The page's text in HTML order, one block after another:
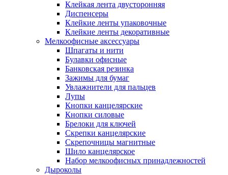
Клейкая лента двусторонняя
Диспенсеры
Клейкие ленты упаковочные
Клейкие ленты декоративные
Мелкоофисные аксессуары
Шпагаты и нити
Булавки офисные
Банковская резинка
Зажимы для бумаг
Увлажнители для пальцев
Лупы
Кнопки канцелярские
Кнопки силовые
Брелоки для ключей
Скрепки канцелярские
Скрепочницы магнитные
Шило канцелярское
Набор мелкоофисных принадлежностей
Дыроколы